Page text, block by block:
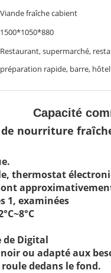
Viande fraîche cabient
1500*1050*880
Restaurant, supermarché,
préparation rapide, barre, hôtel
Capacité
nourriture
thermostat
1, examinées
Digital
ou adapté aux
dedans le fond.